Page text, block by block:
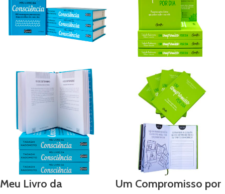
sereno.
Meu Livro da
Um Compromisso por